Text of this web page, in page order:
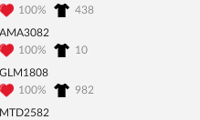
100%
438
AMA3082
100%
10
GLM1808
100%
982
MTD2582